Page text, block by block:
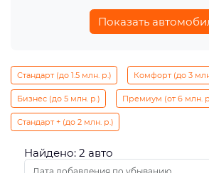
Показать
Стандарт (до 1.5 млн. р.) Комфорт (до 3
Бизнес (до 5 млн. р.) Премиум (от 6 млн.
Стандарт + (до 2 млн. р.)
Найдено: 2 авто